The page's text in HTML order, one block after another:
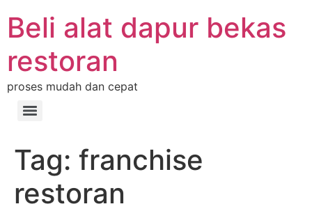
Beli alat dapur bekas
restoran
proses mudah dan cepat
Tag: franchise
restoran